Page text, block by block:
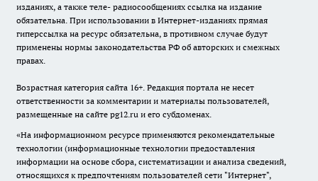
изданиях, а также теле- радиосообщениях ссылка на издание
обязательна. При использовании в Интернет-изданиях прямая
гиперссылка на ресурс обязательна, в противном случае будут
применены нормы законодательства РФ об авторских и смежных
правах.
Возрастная категория сайта 16+. Редакция портала не несет
ответственности за комментарии и материалы пользователей,
размещенные на сайте pg12.ru и его субдоменах.
«На информационном ресурсе применяются рекомендательные
технологии (информационные технологии предоставления
информации на основе сбора, систематизации и анализа сведений,
относящихся к предпочтениям пользователей сети "Интернет",